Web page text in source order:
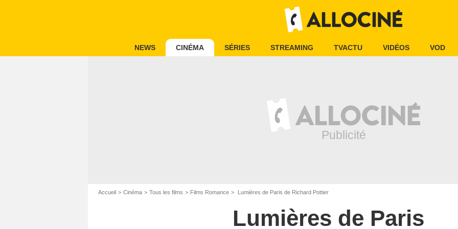
NEWS CINÉMA SÉRIES STREAMING TVACTU VIDÉOS VOD
Accueil Cinéma Tous les films Films Romance Lumières de Paris de Richard Pottier
Lumières de Paris